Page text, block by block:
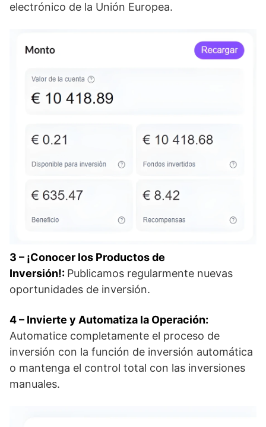
electrónico de la Unión Europea.
3 – ¡Conocer los Productos de
Inversión!: Publicamos regularmente nuevas
oportunidades de inversión.
4 – Invierte y Automatiza la Operación:
Automatice completamente el proceso de
inversión con la función de inversión automática
o mantenga el control total con las inversiones
manuales.